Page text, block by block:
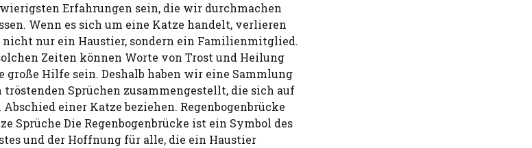
Erfahrungen sein, die wir durchmachen
Wenn es sich um eine Katze handelt, verlieren
nur ein Haustier, sondern ein Familienmitglied.
Zeiten können Worte von Trost und Heilung
große Hilfe sein. Deshalb haben wir eine Sammlung
tröstenden Sprüchen zusammengestellt, die sich auf
Abschied einer Katze beziehen. Regenbogenbrücke
Sprüche Die Regenbogenbrücke ist ein Symbol des
und der Hoffnung für alle, die ein Haustier